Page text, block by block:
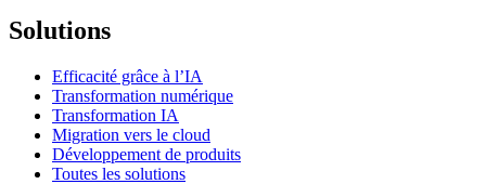
Solutions
Efficacité grâce à l’IA
Transformation numérique
Transformation IA
Migration vers le cloud
Développement de produits
Toutes les solutions